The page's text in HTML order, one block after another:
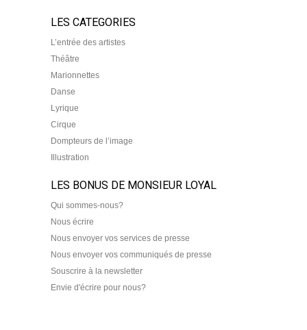
LES CATEGORIES
L’entrée des artistes
Théâtre
Marionnettes
Danse
Lyrique
Cirque
Dompteurs de l’image
Illustration
LES BONUS DE MONSIEUR LOYAL
Qui sommes-nous?
Nous écrire
Nous envoyer vos services de presse
Nous envoyer vos communiqués de presse
Souscrire à la newsletter
Envie d'écrire pour nous?